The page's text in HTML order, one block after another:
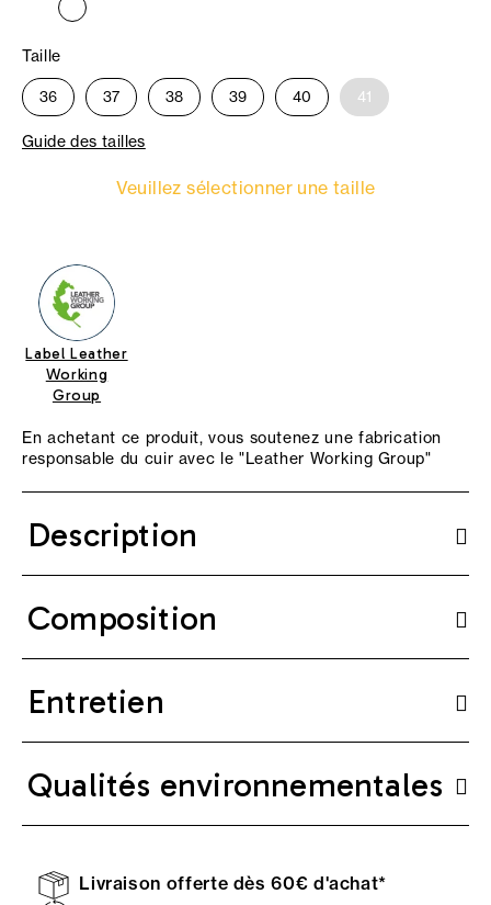
Taille
36 37 38 39 40 41
Guide des tailles
Veuillez sélectionner une taille
Label Leather
Working
Group
En achetant ce produit, vous soutenez une fabrication
responsable du cuir avec le "Leather Working Group"
Description
Composition
Entretien
Qualités environnementales
Livraison offerte dès 60€ d'achat*